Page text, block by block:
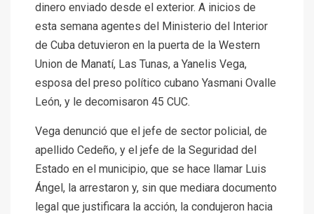
dinero enviado desde el exterior. A inicios de
esta semana agentes del Ministerio del Interior
de Cuba detuvieron en la puerta de la Western
Union de Manatí, Las Tunas, a Yanelis Vega,
esposa del preso político cubano Yasmani Ovalle
León, y le decomisaron 45 CUC.
Vega denunció que el jefe de sector policial, de
apellido Cedeño, y el jefe de la Seguridad del
Estado en el municipio, que se hace llamar Luis
Ángel, la arrestaron y, sin que mediara documento
legal que justificara la acción, la condujeron hacia